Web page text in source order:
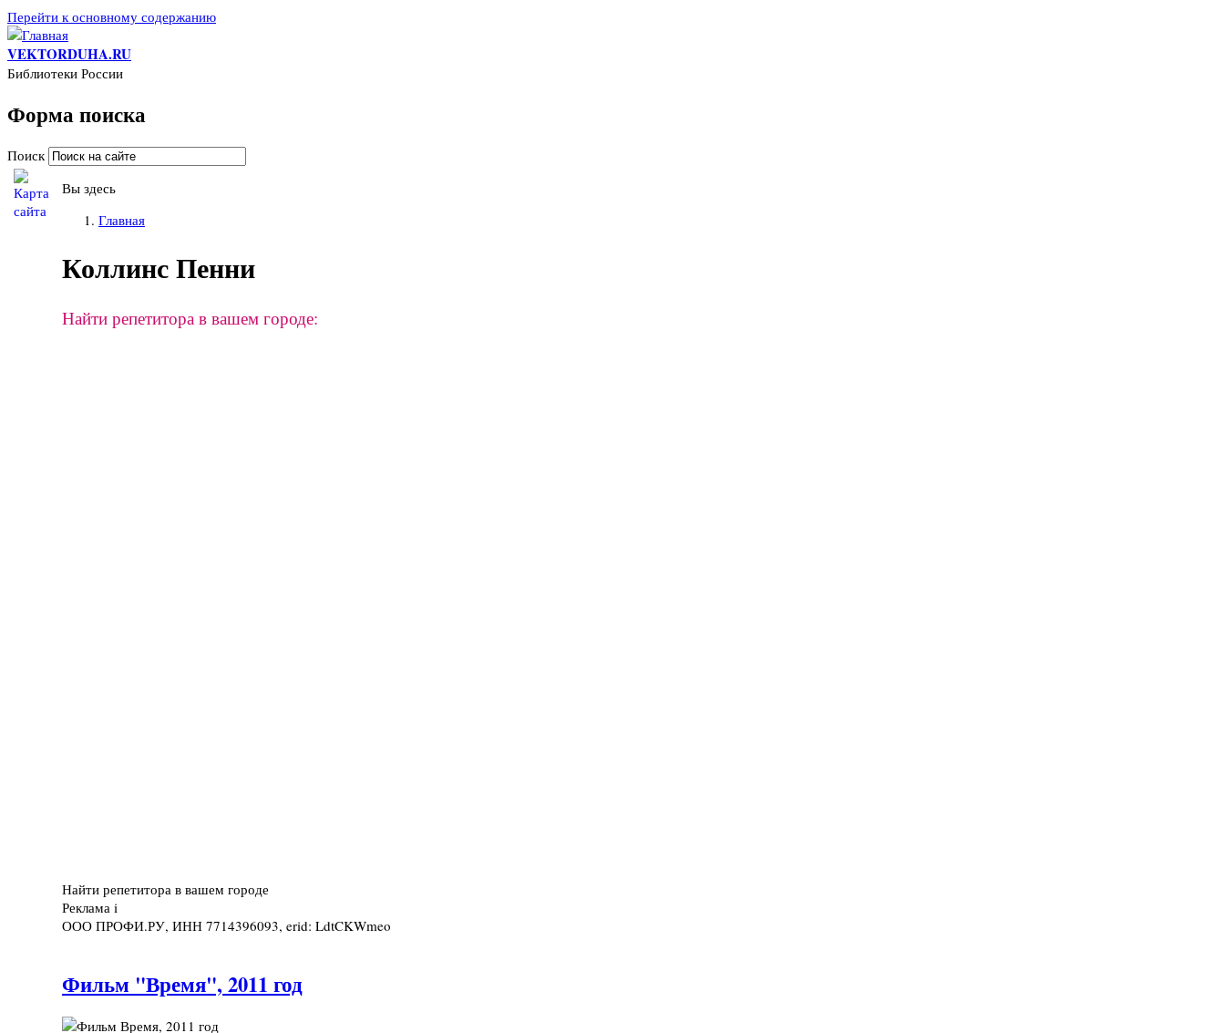
Перейти к основному содержанию
VEKTORDUHA.RU
Библиотеки России
Форма поиска
Поиск
Вы здесь
Главная
Коллинс Пенни
Найти репетитора в вашем городе:
Найти репетитора в вашем городе
Реклама i
ООО ПРОФИ.РУ, ИНН 7714396093, erid: LdtCKWmeo
Фильм "Время", 2011 год